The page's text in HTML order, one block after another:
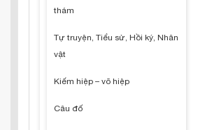
thám
Tự truyện, Tiểu sử, Hồi ký, Nhân
vật
Kiếm hiệp – võ hiệp
Câu đố